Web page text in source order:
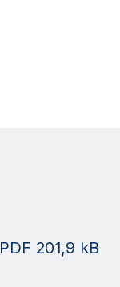
PDF 201,9 kB